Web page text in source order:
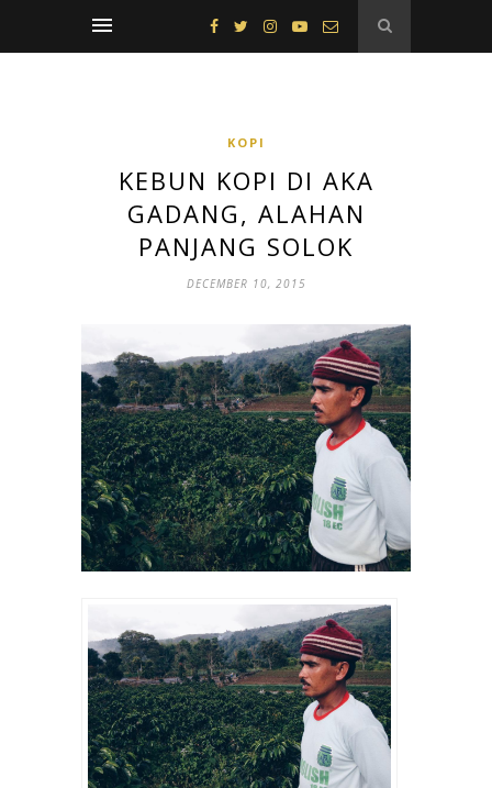
KOPI
KEBUN KOPI DI AKA
GADANG, ALAHAN
PANJANG SOLOK
DECEMBER 10, 2015